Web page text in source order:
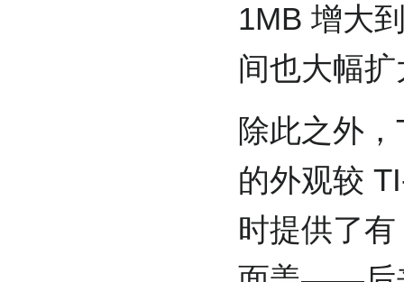
1MB 增大
间也大幅
除此之外
的外观较
时提供了